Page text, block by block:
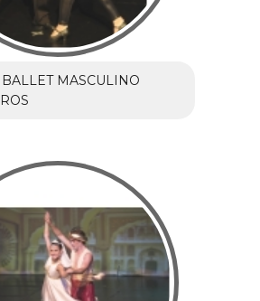
MASCULINO